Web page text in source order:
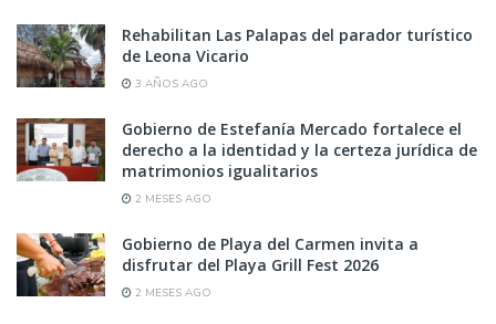
Rehabilitan Las Palapas del parador turístico
de Leona Vicario
3 AÑOS AGO
Gobierno de Estefanía Mercado fortalece el
derecho a la identidad y la certeza jurídica de
matrimonios igualitarios
2 MESES AGO
Gobierno de Playa del Carmen invita a
disfrutar del Playa Grill Fest 2026
2 MESES AGO